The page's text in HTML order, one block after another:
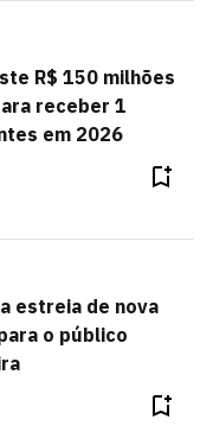
R$ 150 milhões
receber 1
em 2026
estreia de nova
o público